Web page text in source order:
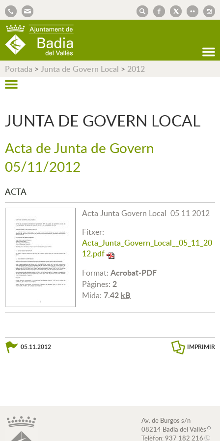
Portada > Junta de Govern Local > 2012
JUNTA DE GOVERN LOCAL
Acta de Junta de Govern
05/11/2012
ACTA
Acta Junta Govern Local 05 11 2012
Fitxer:
Acta_Junta_Govern_Local__05_11_20
12.pdf
Format: Acrobat-PDF
Pàgines: 2
Mida: 7.42 kB
05.11.2012 IMPRIMIR
Av. de Burgos s/n
08214 Badia del Vallès
Telèfon:937 182 216